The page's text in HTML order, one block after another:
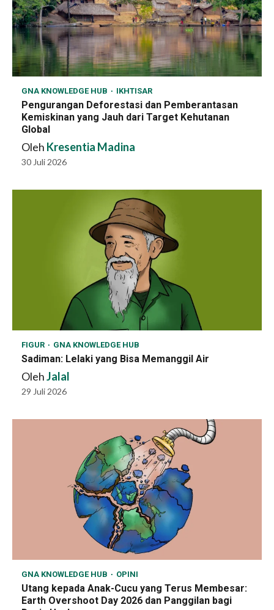
GNA KNOWLEDGE HUB IKHTISAR
Pengurangan Deforestasi dan Pemberantasan
Kemiskinan yang Jauh dari Target Kehutanan
Global
Oleh Kresentia Madina
30 Juli 2026
FIGUR GNA KNOWLEDGE HUB
Sadiman: Lelaki yang Bisa Memanggil Air
OlehJalal
29 Juli 2026
GNA KNOWLEDGE HUB OPINI
Utang kepada Anak-Cucu yang Terus Membesar:
Earth Overshoot Day 2026 dan Panggilan bagi